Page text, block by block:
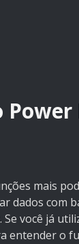
mais
dados com
você já
entender o